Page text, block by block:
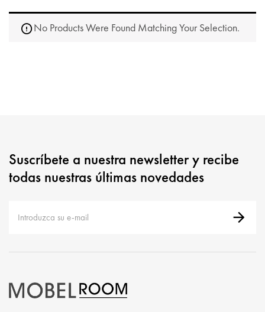
No Products Were Found Matching Your Selection.
Suscríbete a nuestra newsletter y recibe
todas nuestras últimas novedades